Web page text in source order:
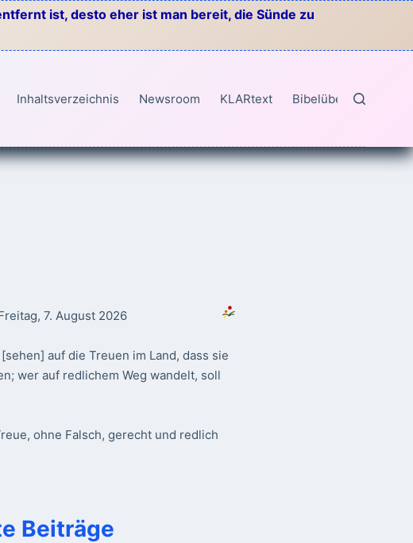
ist, desto eher ist man bereit, die Sünde zu
Inhaltsverzeichnis Newsroom KLARtext Bibelübersetzungen
7. August 2026
auf die Treuen im Land, dass sie
wer auf redlichem Weg wandelt, soll
ohne Falsch, gerecht und redlich
Beiträge